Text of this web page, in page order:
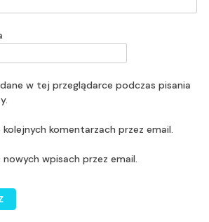
w tej przeglądarce podczas pisania
komentarzach przez email.
wpisach przez email.